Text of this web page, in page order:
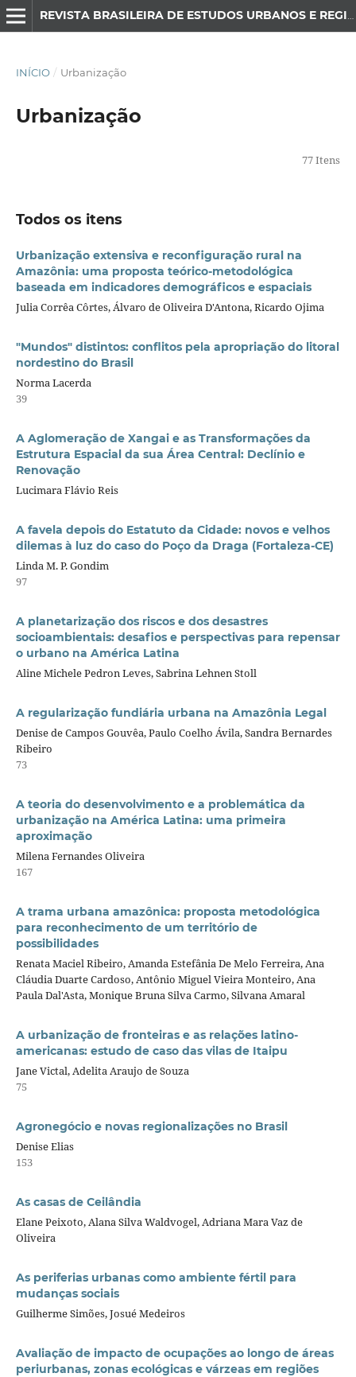
INÍCIO / Urbanização
Urbanização
77 Itens
Todos os itens
Urbanização extensiva e reconfiguração rural na
Amazônia: uma proposta teórico-metodológica
baseada em indicadores demográficos e espaciais
Julia Corrêa Côrtes, Álvaro de Oliveira D'Antona, Ricardo Ojima
"Mundos" distintos: conflitos pela apropriação do litoral
nordestino do Brasil
Norma Lacerda
39
A Aglomeração de Xangai e as Transformações da
Estrutura Espacial da sua Área Central: Declínio e
Renovação
Lucimara Flávio Reis
A favela depois do Estatuto da Cidade: novos e velhos
dilemas à luz do caso do Poço da Draga (Fortaleza-CE)
Linda M. P. Gondim
97
A planetarização dos riscos e dos desastres
socioambientais: desafios e perspectivas para repensar
o urbano na América Latina
Aline Michele Pedron Leves, Sabrina Lehnen Stoll
A regularização fundiária urbana na Amazônia Legal
Denise de Campos Gouvêa, Paulo Coelho Ávila, Sandra Bernardes
Ribeiro
73
A teoria do desenvolvimento e a problemática da
urbanização na América Latina: uma primeira
aproximação
Milena Fernandes Oliveira
167
A trama urbana amazônica: proposta metodológica
para reconhecimento de um território de
possibilidades
Renata Maciel Ribeiro, Amanda Estefânia De Melo Ferreira, Ana
Cláudia Duarte Cardoso, Antônio Miguel Vieira Monteiro, Ana
Paula Dal'Asta, Monique Bruna Silva Carmo, Silvana Amaral
A urbanização de fronteiras e as relações latino-
americanas: estudo de caso das vilas de Itaipu
Jane Victal, Adelita Araujo de Souza
75
Agronegócio e novas regionalizações no Brasil
Denise Elias
153
As casas de Ceilândia
Elane Peixoto, Alana Silva Waldvogel, Adriana Mara Vaz de
Oliveira
As periferias urbanas como ambiente fértil para
mudanças sociais
Guilherme Simões, Josué Medeiros
Avaliação de impacto de ocupações ao longo de áreas
periurbanas, zonas ecológicas e várzeas em regiões